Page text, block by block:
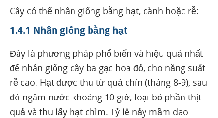
Cây có thể nhân giống bằng hạt, cành hoặc rễ:
1.4.1 Nhân giống bằng hạt
Đây là phương pháp phổ biến và hiệu quả nhất
để nhân giống cây ba gạc hoa đỏ, cho năng suất
rễ cao. Hạt được thu từ quả chín (tháng 8-9), sau
đó ngâm nước khoảng 10 giờ, loại bỏ phần thịt
quả và thu lấy hạt chìm. Tỷ lệ nảy mầm dao